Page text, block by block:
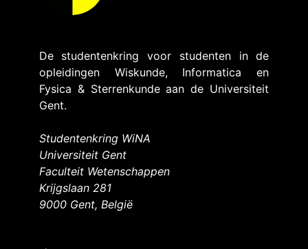
De studentenkring voor studenten in de
opleidingen Wiskunde, Informatica en
Fysica & Sterrenkunde aan de Universiteit
Gent.
Studentenkring WiNA
Universiteit Gent
Faculteit Wetenschappen
Krijgslaan 281
9000 Gent, België